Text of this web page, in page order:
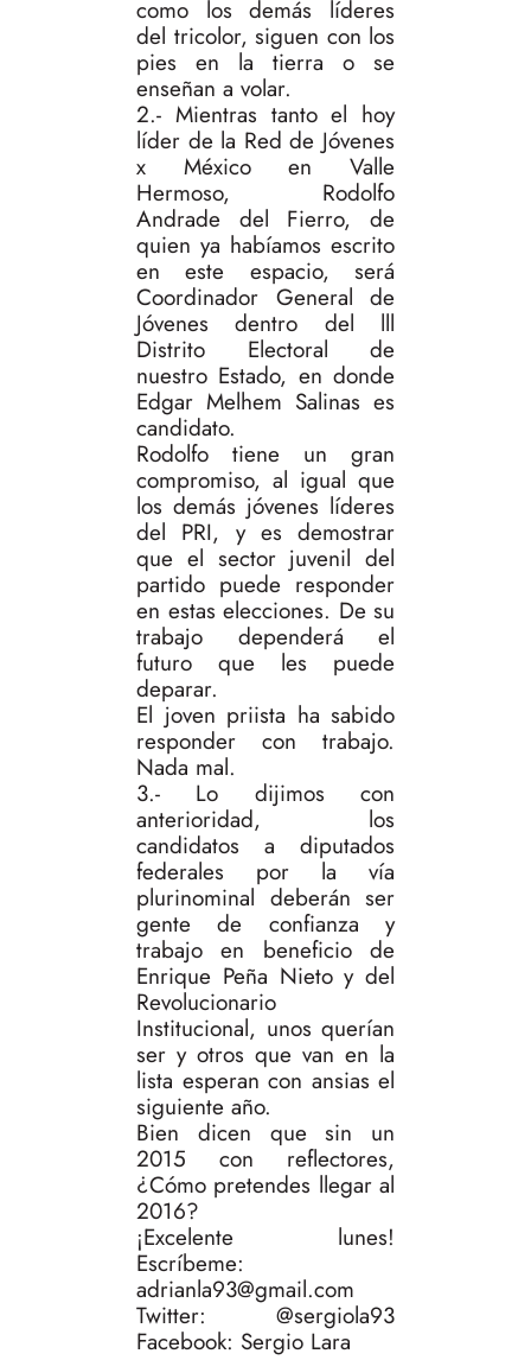
como los demás líderes
del tricolor, siguen con los
pies en la tierra o se
enseñan a volar.
2.- Mientras tanto el hoy
líder de la Red de Jóvenes
x México en Valle
Hermoso, Rodolfo
Andrade del Fierro, de
quien ya habíamos escrito
en este espacio, será
Coordinador General de
Jóvenes dentro del lll
Distrito Electoral de
nuestro Estado, en donde
Edgar Melhem Salinas es
candidato.
Rodolfo tiene un gran
compromiso, al igual que
los demás jóvenes líderes
del PRI, y es demostrar
que el sector juvenil del
partido puede responder
en estas elecciones. De su
trabajo dependerá el
futuro que les puede
deparar.
El joven priista ha sabido
responder con trabajo.
Nada mal.
3.- Lo dijimos con
anterioridad, los
candidatos a diputados
federales por la vía
plurinominal deberán ser
gente de confianza y
trabajo en beneficio de
Enrique Peña Nieto y del
Revolucionario
Institucional, unos querían
ser y otros que van en la
lista esperan con ansias el
siguiente año.
Bien dicen que sin un
2015 con reflectores,
¿Cómo pretendes llegar al
2016?
¡Excelente lunes!
Escríbeme:
adrianla93@gmail.com
Twitter: @sergiola93
Facebook: Sergio Lara